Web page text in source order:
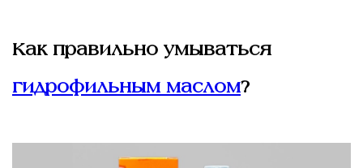
Как правильно умываться
гидрофильным маслом?